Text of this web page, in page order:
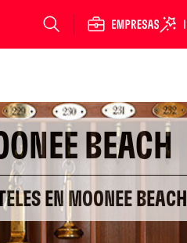
BEACH
EN MOONEE BEACH